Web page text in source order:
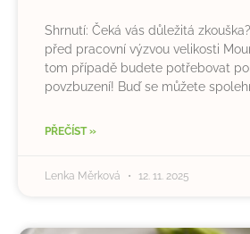
Shrnutí: Čeká vás důležitá
před pracovní výzvou velikosti
tom případě budete potřebovat
povzbuzení! Buď se můžete
PŘEČÍST »
Lenka Měrková 12. 11. 2025